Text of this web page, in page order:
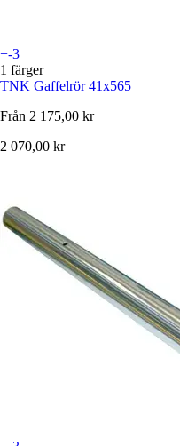
+-3
1 färger
TNK Gaffelrör 41x565
Från 2 175,00 kr
2 070,00 kr